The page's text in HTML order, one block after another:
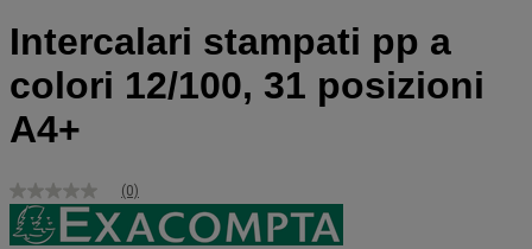
Intercalari stampati pp a
colori 12/100, 31 posizioni
A4+
Nessuna
valutazione
Stesso
(0)